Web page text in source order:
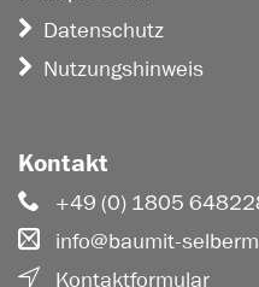
Datenschutz
Nutzungshinweis
Kontakt
+49 (0) 1805
info@baumit-
Kontaktformular